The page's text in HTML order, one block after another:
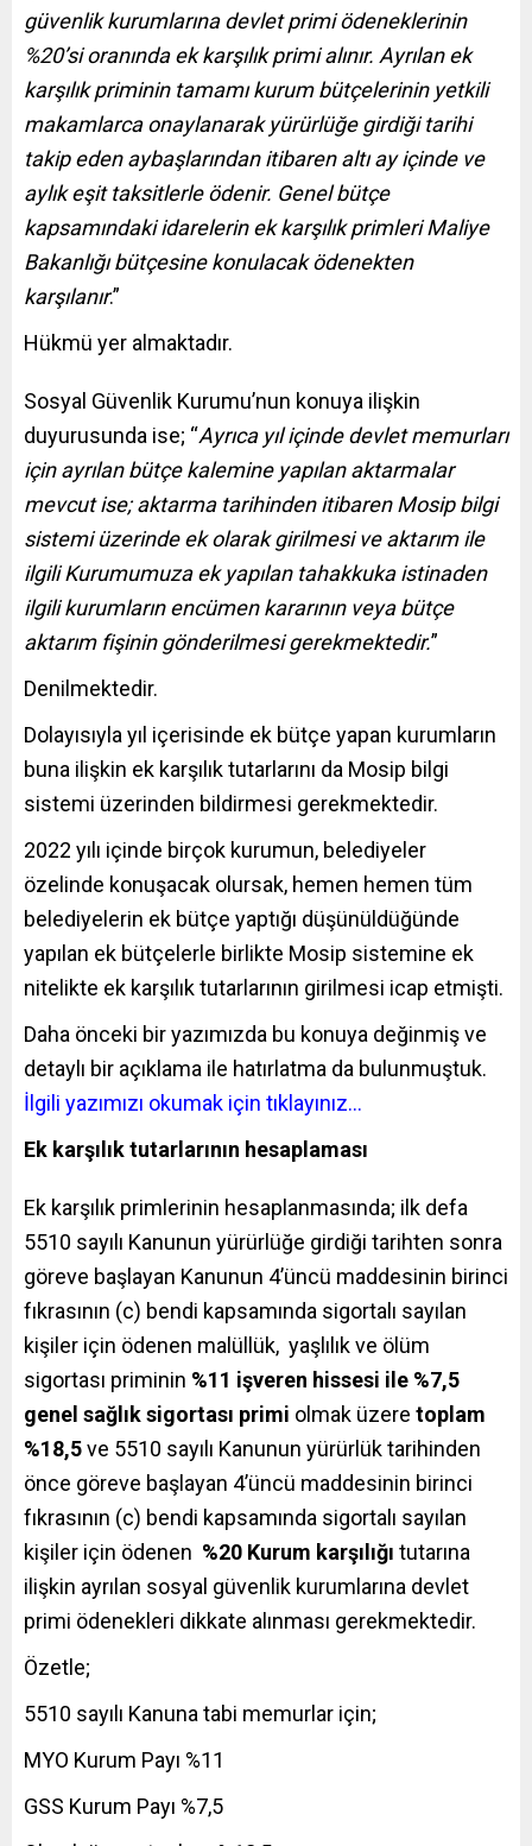
güvenlik kurumlarına devlet primi ödeneklerinin
%20’si oranında ek karşılık primi alınır. Ayrılan ek
karşılık priminin tamamı kurum bütçelerinin yetkili
makamlarca onaylanarak yürürlüğe girdiği tarihi
takip eden aybaşlarından itibaren altı ay içinde ve
aylık eşit taksitlerle ödenir. Genel bütçe
kapsamındaki idarelerin ek karşılık primleri Maliye
Bakanlığı bütçesine konulacak ödenekten
karşılanır.”
Hükmü yer almaktadır.
Sosyal Güvenlik Kurumu’nun konuya ilişkin
duyurusunda ise; “Ayrıca yıl içinde devlet memurları
için ayrılan bütçe kalemine yapılan aktarmalar
mevcut ise; aktarma tarihinden itibaren Mosip bilgi
sistemi üzerinde ek olarak girilmesi ve aktarım ile
ilgili Kurumumuza ek yapılan tahakkuka istinaden
ilgili kurumların encümen kararının veya bütçe
aktarım fişinin gönderilmesi gerekmektedir.”
Denilmektedir.
Dolayısıyla yıl içerisinde ek bütçe yapan kurumların
buna ilişkin ek karşılık tutarlarını da Mosip bilgi
sistemi üzerinden bildirmesi gerekmektedir.
2022 yılı içinde birçok kurumun, belediyeler
özelinde konuşacak olursak, hemen hemen tüm
belediyelerin ek bütçe yaptığı düşünüldüğünde
yapılan ek bütçelerle birlikte Mosip sistemine ek
nitelikte ek karşılık tutarlarının girilmesi icap etmişti.
Daha önceki bir yazımızda bu konuya değinmiş ve
detaylı bir açıklama ile hatırlatma da bulunmuştuk.
İlgili yazımızı okumak için tıklayınız…
Ek karşılık tutarlarının hesaplaması
Ek karşılık primlerinin hesaplanmasında; ilk defa
5510 sayılı Kanunun yürürlüğe girdiği tarihten sonra
göreve başlayan Kanunun 4’üncü maddesinin birinci
fıkrasının (c) bendi kapsamında sigortalı sayılan
kişiler için ödenen malüllük, yaşlılık ve ölüm
sigortası priminin %11 işveren hissesi ile %7,5
genel sağlık sigortası primi olmak üzere toplam
%18,5ve 5510 sayılı Kanunun yürürlük tarihinden
önce göreve başlayan 4’üncü maddesinin birinci
fıkrasının (c) bendi kapsamında sigortalı sayılan
kişiler için ödenen %20 Kurum karşılığı tutarına
ilişkin ayrılan sosyal güvenlik kurumlarına devlet
primi ödenekleri dikkate alınması gerekmektedir.
Özetle;
5510 sayılı Kanuna tabi memurlar için;
MYO Kurum Payı %11
GSS Kurum Payı %7,5